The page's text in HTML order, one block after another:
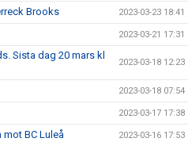
Brooks 2023-03-23 18:41
2023-03-21 17:31
Sista dag 20 mars kl
2023-03-18 12:23
2023-03-18 07:54
2023-03-17 17:38
BC Luleå 2023-03-16 17:53